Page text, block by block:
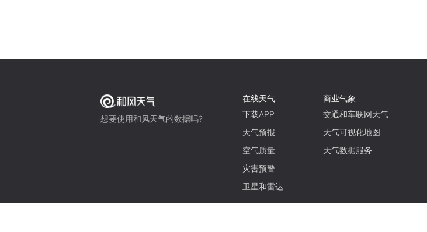
想要使用和风天气的数据吗?
在线天气
下载APP
天气预报
空气质量
灾害预警
卫星和雷达
商业气象
交通和车联网天气
天气可视化地图
天气数据服务